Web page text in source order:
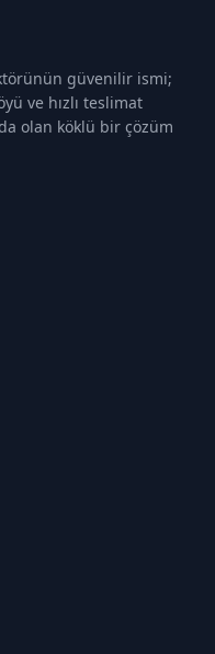
güvenilir ismi;
ve hızlı teslimat
olan köklü bir çözüm